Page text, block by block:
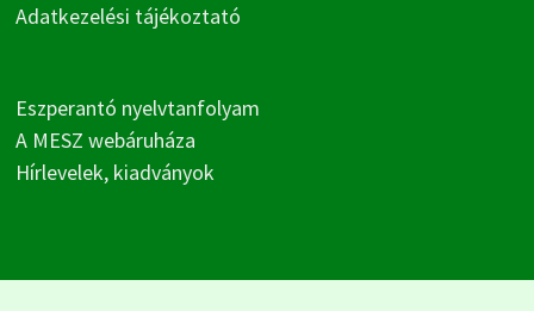
Adatkezelési tájékoztató
Eszperantó nyelvtanfolyam
A MESZ webáruháza
Hírlevelek, kiadványok